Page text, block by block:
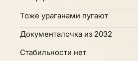
Тоже ураганами пугают
Документалочка из 2032
Стабильности нет